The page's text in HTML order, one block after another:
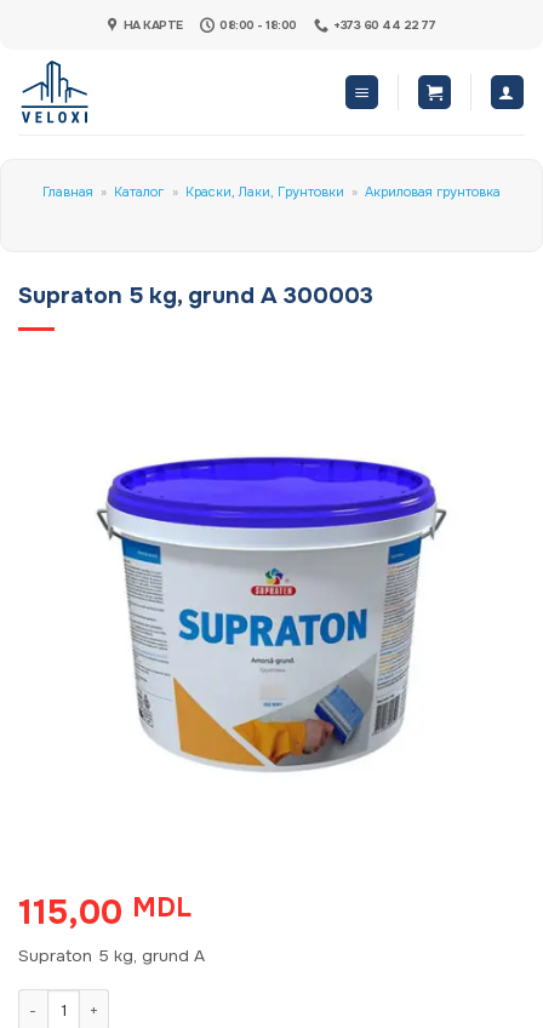
content
НА КАРТЕ 08:00 - 18:00 +373 60 44 22 77
Главная » Каталог » Краски, Лаки, Грунтовки » Акриловая грунтовка
Supraton 5 kg, grund A 300003
115,00 MDL
Supraton 5 kg, grund A